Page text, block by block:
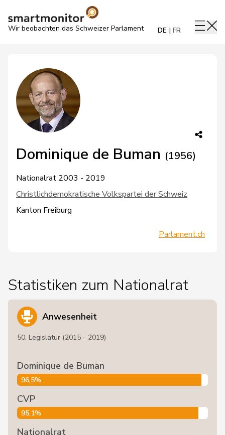
Wir beobachten das Schweizer Parlament DE FR
Dominique de Buman (1956)
Nationalrat 2003 - 2019
Christlichdemokratische Volkspartei der Schweiz
Kanton Freiburg
Parlament.ch
Statistiken zum Nationalrat
Anwesenheit
50. Legislatur (2015 - 2019)
Dominique de Buman
96,5%
CVP
95,1%
Nationalrat